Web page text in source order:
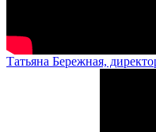
Татьяна Бережная,